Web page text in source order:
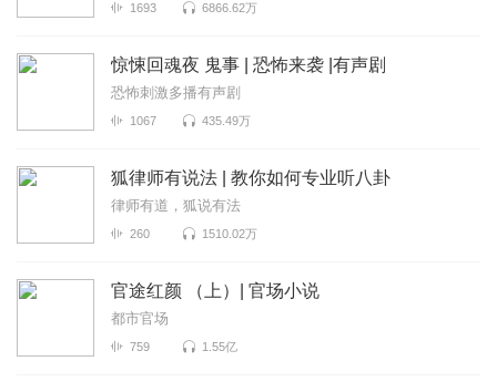
1693 6866.62万
惊悚回魂夜 鬼事 | 恐怖来袭 |有声剧
恐怖刺激多播有声剧
1067 435.49万
狐律师有说法 | 教你如何专业听八卦
律师有道，狐说有法
260 1510.02万
官途红颜 （上）| 官场小说
都市官场
759 1.55亿